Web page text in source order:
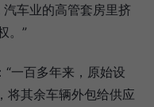
车业的高管套房里挤
。”
一百多年来，原始设
将其余车辆外包给供应